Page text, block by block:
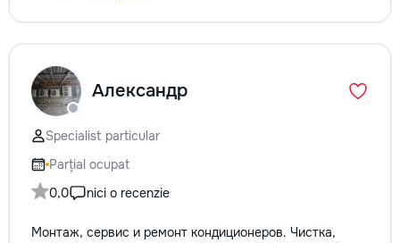
Александр
Specialist particular
Parțial ocupat
0,0
nici o recenzie
Монтаж, сервис и ремонт кондиционеров. Чистка,